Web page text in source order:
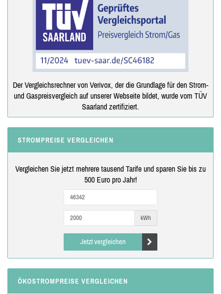
Der Vergleichsrechner von Verivox, der die Grundlage für den Strom-
und Gaspreisvergleich auf unserer Webseite bildet, wurde vom TÜV
Saarland zertifiziert.
STROMPREISE VERGLEICHEN
Vergleichen Sie jetzt mehrere tausend Tarife und sparen Sie bis zu
500 Euro pro Jahr!
kWh
Jetzt vergleichen
ÖKOSTROMPREISE VERGLEICHEN